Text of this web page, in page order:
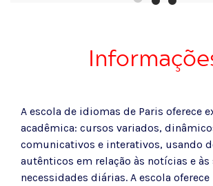
A escola de idiomas de Paris oferece
acadêmica: cursos variados,
comunicativos e interativos, usando
autênticos em relação às notícias e às
necessidades diárias. A escola